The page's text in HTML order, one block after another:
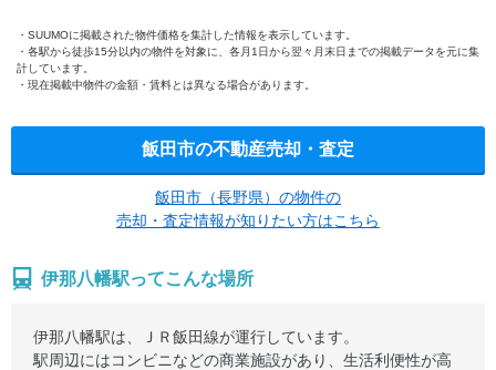
SUUMOに掲載された物件価格を集計した情報を表示しています。
各駅から徒歩15分以内の物件を対象に、各月1日から翌々月末日までの掲載データを元に集
計しています。
現在掲載中物件の金額・賃料とは異なる場合があります。
飯田市の不動産売却・査定
飯田市（長野県）の物件の
売却・査定情報が知りたい方はこちら
伊那八幡駅ってこんな場所
伊那八幡駅は、ＪＲ飯田線が運行しています。
駅周辺にはコンビニなどの商業施設があり、生活利便性が高